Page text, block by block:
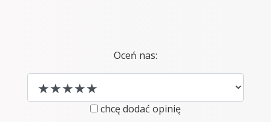
Oceń nas:
chcę dodać opinię